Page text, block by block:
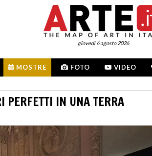
giovedì 6 agosto 2026
MOSTRE FOTO VIDEO
PERFETTI IN UNA TERRA